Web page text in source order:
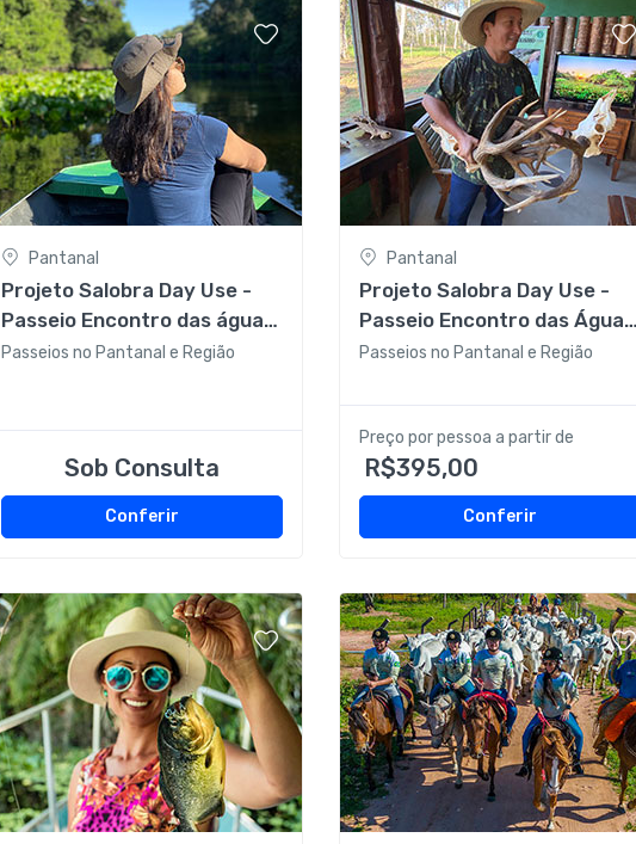
Pantanal
Projeto Salobra Day Use -
Passeio Encontro das águas
- Atividade feita no período
Passeios no Pantanal e Região
Sob Consulta
Conferir
Pantanal
Projeto Salobra Day Use -
Passeio Encontro das Águas
- Atividade feita no período
Pantaneiro
Passeios no Pantanal e Região
Preço por pessoa a partir de
R$395,00
Conferir